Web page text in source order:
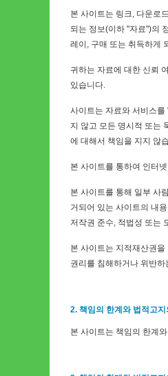
본 사이트는 링크, 다운로
되는 정보(이하 "자료")의
레이, 구매 또는 취득하게
귀하는 자료에 대한 신뢰
있습니다.
사이트는 자료와 서비스
지 않고 모든 명시적 또는
에 대해서 책임을 지지 않
본 사이트를 통하여 인터
본 사이트를 통해 일부 사
거되어 있는 사이트의 내
저작권 준수, 적법성 또는
본 사이트는 지적재산권
권리를 침해하거나 위반
2. 책임의 한계와 법적고지
본 사이트는 책임의 한계